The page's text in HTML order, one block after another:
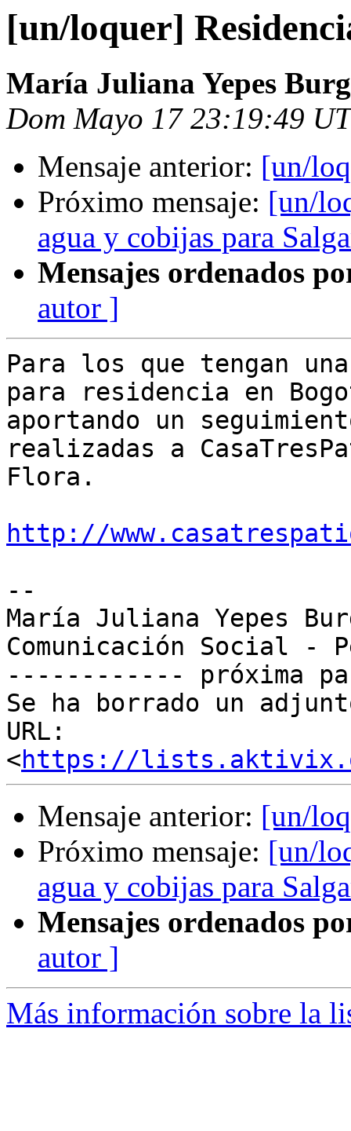
[un/loquer]
María Juliana Yepes
Dom Mayo 17 23:19:49
Mensaje anterior: [un/
Próximo mensaje: [un/
agua y cobijas para
Mensajes ordenados
autor ]
Para los que tengan
para residencia en
aportando un
realizadas a
Flora.
http://
--
María Juliana Yepes
Comunicación Social -
------------ próxima
Se ha borrado un
URL:
<https://
Mensaje anterior: [un/
Próximo mensaje: [un/
agua y cobijas para
Mensajes ordenados
autor ]
Más información sobre la